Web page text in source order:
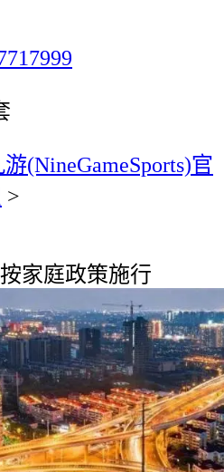
游(NineGameSports)官
>
庭政策施行